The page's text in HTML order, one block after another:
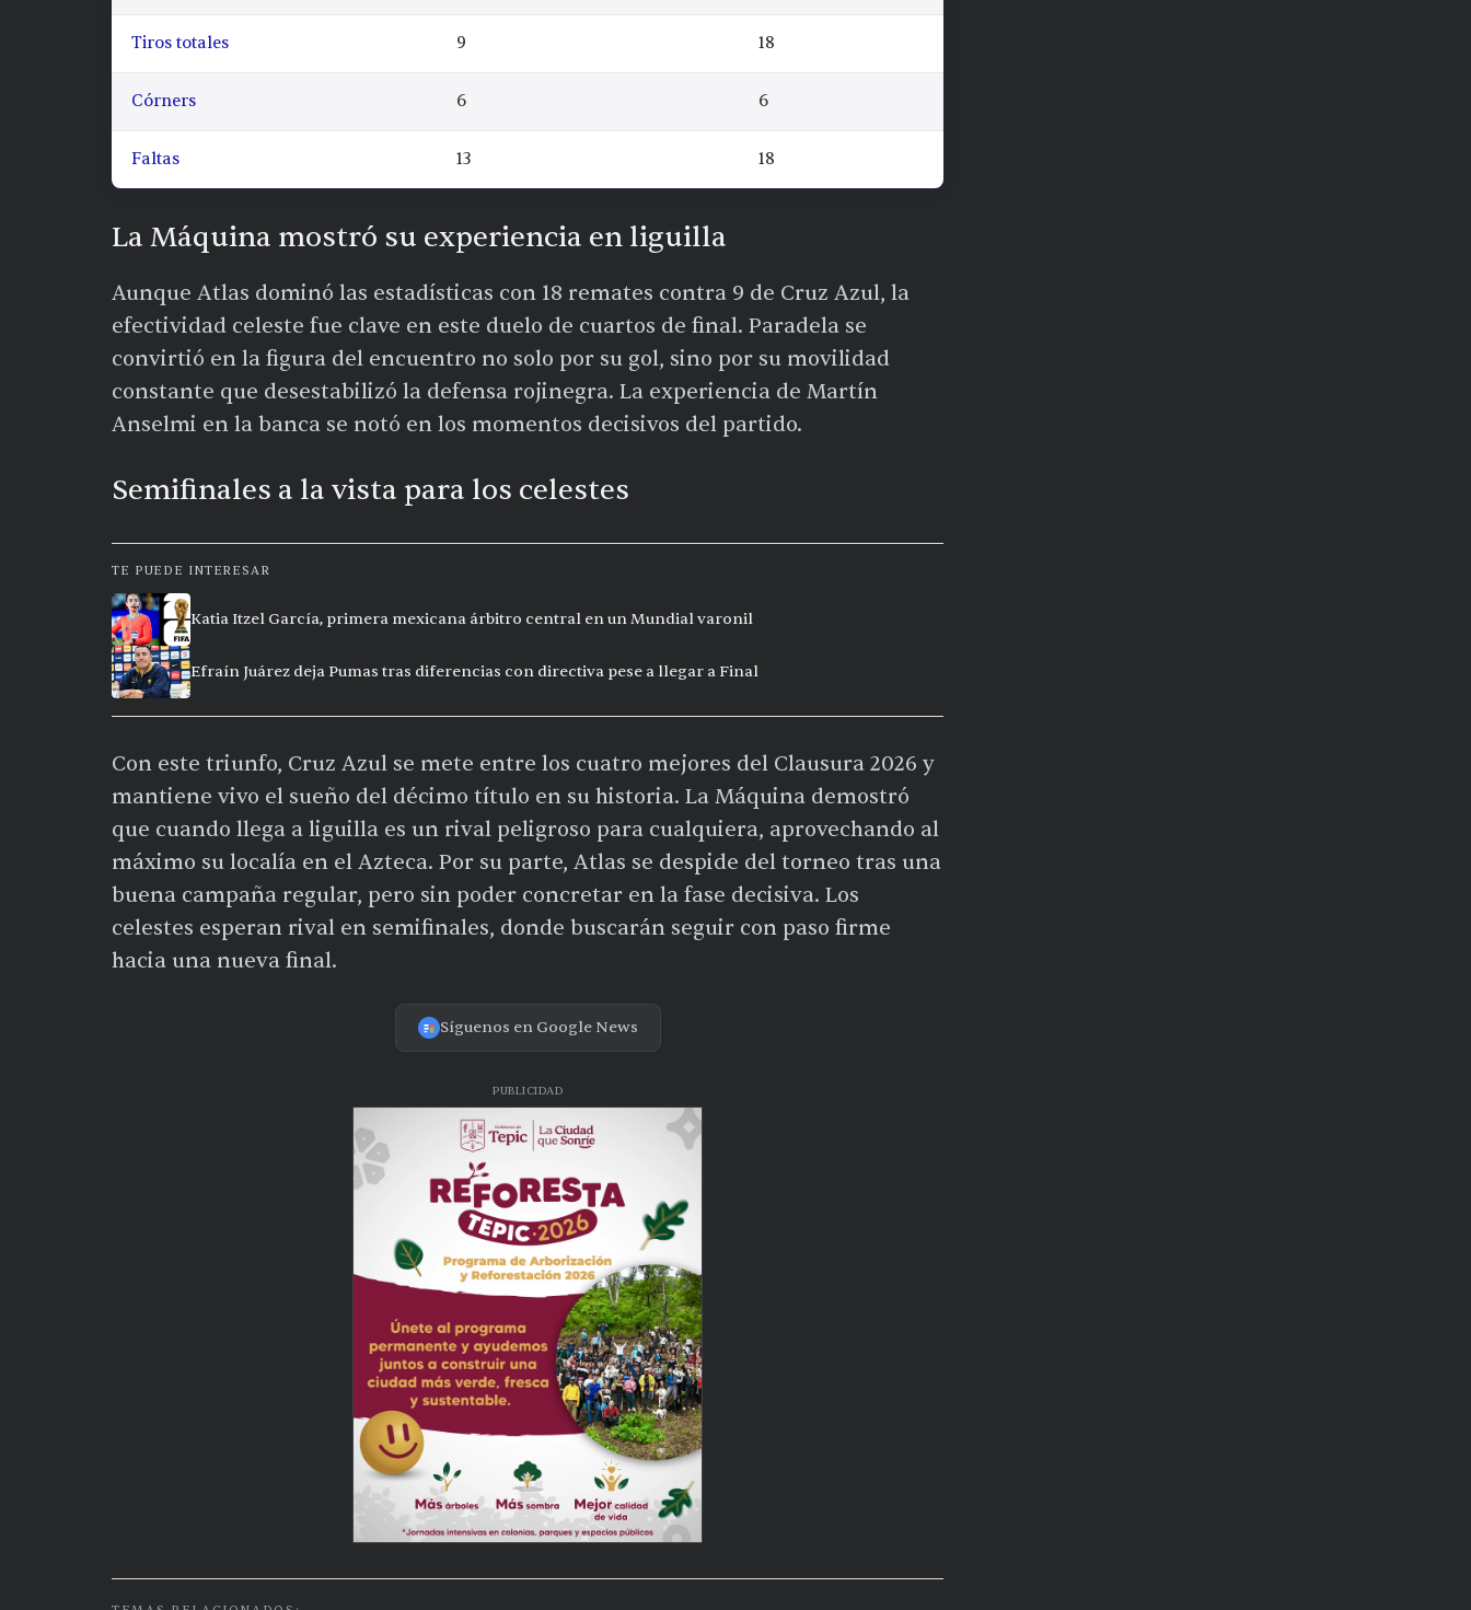
Tiros totales 9 18
Córners 6 6
Faltas 13 18
La Máquina mostró su experiencia en liguilla
Aunque Atlas dominó las estadísticas con 18 remates contra 9 de Cruz Azul, la
efectividad celeste fue clave en este duelo de cuartos de final. Paradela se
convirtió en la figura del encuentro no solo por su gol, sino por su movilidad
constante que desestabilizó la defensa rojinegra. La experiencia de Martín
Anselmi en la banca se notó en los momentos decisivos del partido.
Semifinales a la vista para los celestes
TE PUEDE INTERESAR
Katia Itzel García, primera mexicana árbitro central en un Mundial varonil
Efraín Juárez deja Pumas tras diferencias con directiva pese a llegar a Final
Con este triunfo, Cruz Azul se mete entre los cuatro mejores del Clausura 2026 y
mantiene vivo el sueño del décimo título en su historia. La Máquina demostró
que cuando llega a liguilla es un rival peligroso para cualquiera, aprovechando al
máximo su localía en el Azteca. Por su parte, Atlas se despide del torneo tras una
buena campaña regular, pero sin poder concretar en la fase decisiva. Los
celestes esperan rival en semifinales, donde buscarán seguir con paso firme
hacia una nueva final.
Síguenos en Google News
PUBLICIDAD